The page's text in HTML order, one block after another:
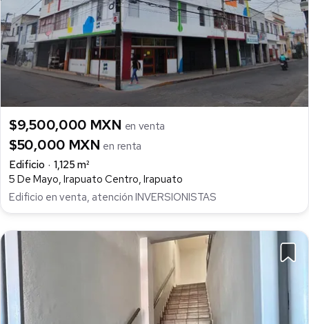
$9,500,000 MXN en venta
$50,000 MXN en renta
Edificio
1,125 m²
5 De Mayo, Irapuato Centro, Irapuato
Edificio en venta, atención INVERSIONISTAS